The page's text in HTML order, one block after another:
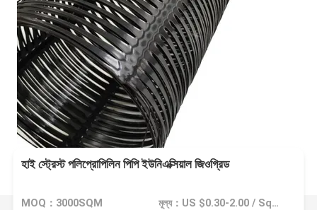
হাই স্ট্রেস্ট পলিপ্রোপিলিন পিপি ইউনিএক্সিয়াল জিওগ্রিড
MOQ：3000SQM মূল্য：US $0.30-2.00 / Square Meter